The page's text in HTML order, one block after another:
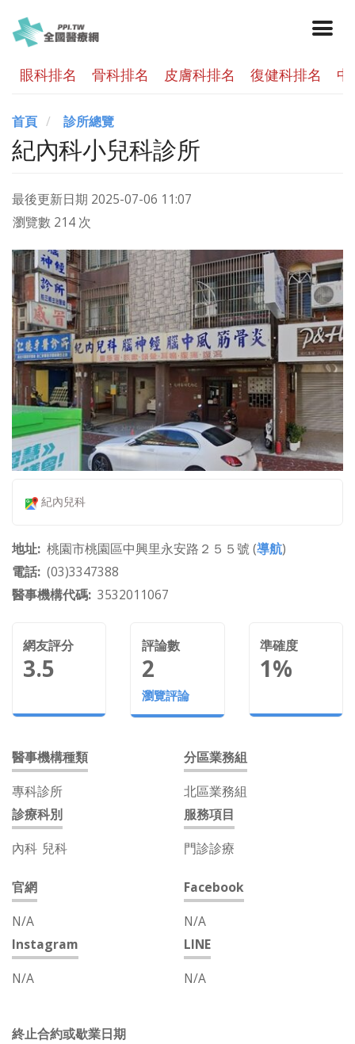
眼科排名 骨科排名 皮膚科排名 復健科排名
首頁 診所總覽
紀內科小兒科診所
最後更新日期 2025-07-06 11:07
瀏覽數 214 次
紀內兒科
地址 桃園市桃園區中興里永安路２５５號 (導航)
電話 (03)3347388
醫事機構代碼 3532011067
網友評分
3.5
評論數
2
瀏覽評論
準確度
1%
醫事機構種類
專科診所
分區業務組
北區業務組
診療科別
內科 兒科
服務項目
門診診療
官網
N/A
Facebook
N/A
Instagram
N/A
LINE
N/A
終止合約或歇業日期